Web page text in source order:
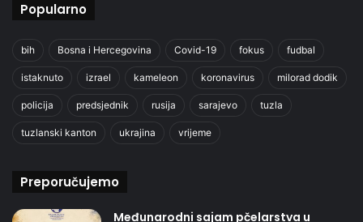
Popularno
bih Bosna i Hercegovina Covid-19 fokus fudbal
istaknuto izrael kameleon koronavirus milorad dodik
policija predsjednik rusija sarajevo tuzla
tuzlanski kanton ukrajina vrijeme
Preporučujemo
Međunarodni sajam pčelarstva u